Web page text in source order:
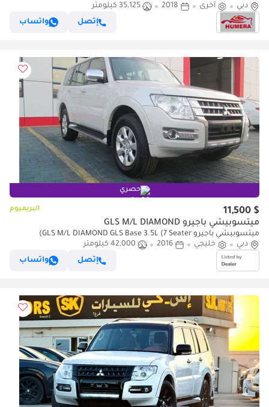
دبي أخرى 2018
35,125 كيلومتر
إتصل
واتساب
حصري
$ 11,500 البريميوم
ميتسوبيشي باجيرو GLS M/L DIAMOND
ميتسوبيشي باجيرو GLS M/L DIAMOND GLS Base 3.5L (7 Seater)
دبي
خليجي 2016
42,000 كيلومتر
إتصل
واتساب